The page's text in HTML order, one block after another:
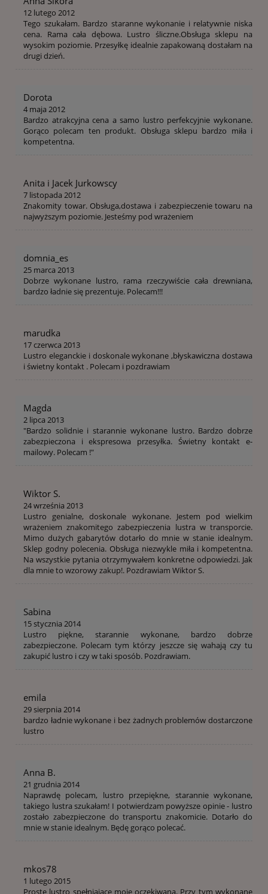
12 lutego 2012
Tego szukałam. Bardzo staranne wykonanie i relatywnie niska
cena. Rama cała dębowa. Lustro śliczne.Obsługa sklepu na
wysokim poziomie. Przesyłkę idealnie zapakowaną dostałam na
drugi dzień.
Dorota
4 maja 2012
Bardzo atrakcyjna cena a samo lustro perfekcyjnie wykonane.
Gorąco polecam ten produkt. Obsługa sklepu bardzo miła i
kompetentna.
Anita i Jacek Jurkowscy
7 listopada 2012
Znakomity towar. Obsługa,dostawa i zabezpieczenie towaru na
najwyższym poziomie. Jesteśmy pod wrażeniem
domnia_es
25 marca 2013
Dobrze wykonane lustro, rama rzeczywiście cała drewniana,
bardzo ładnie się prezentuje. Polecam!!!
marudka
17 czerwca 2013
Lustro eleganckie i doskonale wykonane ,błyskawiczna dostawa
i świetny kontakt . Polecam i pozdrawiam
Magda
2 lipca 2013
"Bardzo solidnie i starannie wykonane lustro. Bardzo dobrze
zabezpieczona i ekspresowa przesyłka. Świetny kontakt e-
mailowy. Polecam !"
Wiktor S.
24 września 2013
Lustro genialne, doskonale wykonane. Jestem pod wielkim
wrażeniem znakomitego zabezpieczenia lustra w transporcie.
Mimo dużych gabarytów dotarło do mnie w stanie idealnym.
Sklep godny polecenia. Obsługa niezwykle miła i kompetentna.
Na wszystkie pytania otrzymywałem konkretne odpowiedzi. Jak
dla mnie to wzorowy zakup!. Pozdrawiam Wiktor S.
Sabina
15 stycznia 2014
Lustro piękne, starannie wykonane, bardzo dobrze
zabezpieczone. Polecam tym którzy jeszcze się wahają czy tu
zakupić lustro i czy w taki sposób. Pozdrawiam.
emila
29 sierpnia 2014
bardzo ładnie wykonane i bez żadnych problemów dostarczone
lustro
Anna B.
21 grudnia 2014
Naprawdę polecam, lustro przepiękne, starannie wykonane,
takiego lustra szukałam! I potwierdzam powyższe opinie - lustro
zostało zabezpieczone do transportu znakomicie. Dotarło do
mnie w stanie idealnym. Będę gorąco polecać.
mkos78
1 lutego 2015
Proste lustro spełniające moje oczekiwana. Przy tym wykonane